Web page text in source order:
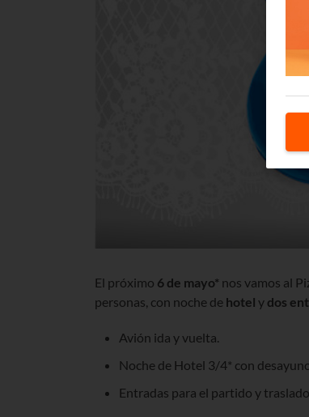
El próximo 6 de mayo* nos vamos al
personas, con noche de hotel y dos
Avión ida y vuelta.
Noche de Hotel 3/4* con
Entradas para el partido y